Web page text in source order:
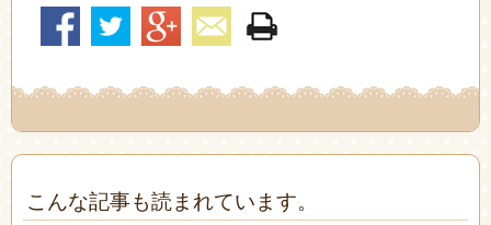
こんな記事も読まれています。